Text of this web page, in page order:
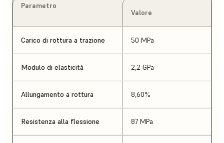
Parametro
Valore
Carico di rottura a trazione 50 MPa
Modulo di elasticità 2,2 GPa
Allungamento a rottura 8,60%
Resistenza alla flessione 87 MPa